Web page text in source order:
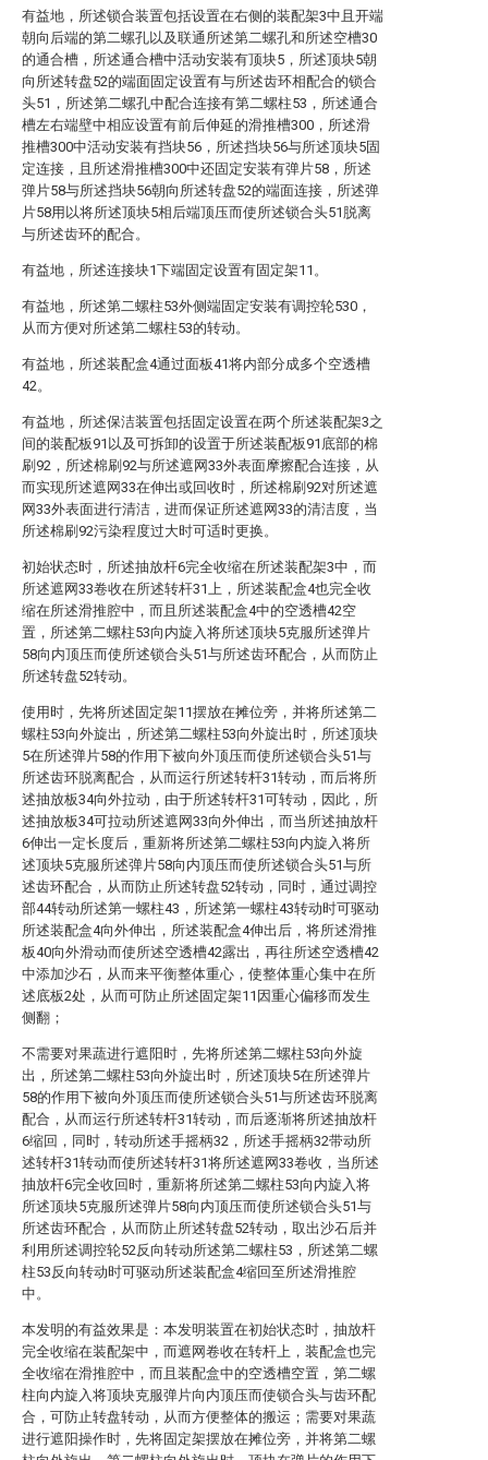
有益地，所述锁合装置包括设置在右侧的装配架3中且开端
朝向后端的第二螺孔以及联通所述第二螺孔和所述空槽30
的通合槽，所述通合槽中活动安装有顶块5，所述顶块5朝
向所述转盘52的端面固定设置有与所述齿环相配合的锁合
头51，所述第二螺孔中配合连接有第二螺柱53，所述通合
槽左右端壁中相应设置有前后伸延的滑推槽300，所述滑
推槽300中活动安装有挡块56，所述挡块56与所述顶块5固
定连接，且所述滑推槽300中还固定安装有弹片58，所述
弹片58与所述挡块56朝向所述转盘52的端面连接，所述弹
片58用以将所述顶块5相后端顶压而使所述锁合头51脱离
与所述齿环的配合。
有益地，所述连接块1下端固定设置有固定架11。
有益地，所述第二螺柱53外侧端固定安装有调控轮530，
从而方便对所述第二螺柱53的转动。
有益地，所述装配盒4通过面板41将内部分成多个空透槽
42。
有益地，所述保洁装置包括固定设置在两个所述装配架3之
间的装配板91以及可拆卸的设置于所述装配板91底部的棉
刷92，所述棉刷92与所述遮网33外表面摩擦配合连接，从
而实现所述遮网33在伸出或回收时，所述棉刷92对所述遮
网33外表面进行清洁，进而保证所述遮网33的清洁度，当
所述棉刷92污染程度过大时可适时更换。
初始状态时，所述抽放杆6完全收缩在所述装配架3中，而
所述遮网33卷收在所述转杆31上，所述装配盒4也完全收
缩在所述滑推腔中，而且所述装配盒4中的空透槽42空
置，所述第二螺柱53向内旋入将所述顶块5克服所述弹片
58向内顶压而使所述锁合头51与所述齿环配合，从而防止
所述转盘52转动。
使用时，先将所述固定架11摆放在摊位旁，并将所述第二
螺柱53向外旋出，所述第二螺柱53向外旋出时，所述顶块
5在所述弹片58的作用下被向外顶压而使所述锁合头51与
所述齿环脱离配合，从而运行所述转杆31转动，而后将所
述抽放板34向外拉动，由于所述转杆31可转动，因此，所
述抽放板34可拉动所述遮网33向外伸出，而当所述抽放杆
6伸出一定长度后，重新将所述第二螺柱53向内旋入将所
述顶块5克服所述弹片58向内顶压而使所述锁合头51与所
述齿环配合，从而防止所述转盘52转动，同时，通过调控
部44转动所述第一螺柱43，所述第一螺柱43转动时可驱动
所述装配盒4向外伸出，所述装配盒4伸出后，将所述滑推
板40向外滑动而使所述空透槽42露出，再往所述空透槽42
中添加沙石，从而来平衡整体重心，使整体重心集中在所
述底板2处，从而可防止所述固定架11因重心偏移而发生
侧翻；
不需要对果蔬进行遮阳时，先将所述第二螺柱53向外旋
出，所述第二螺柱53向外旋出时，所述顶块5在所述弹片
58的作用下被向外顶压而使所述锁合头51与所述齿环脱离
配合，从而运行所述转杆31转动，而后逐渐将所述抽放杆
6缩回，同时，转动所述手摇柄32，所述手摇柄32带动所
述转杆31转动而使所述转杆31将所述遮网33卷收，当所述
抽放杆6完全收回时，重新将所述第二螺柱53向内旋入将
所述顶块5克服所述弹片58向内顶压而使所述锁合头51与
所述齿环配合，从而防止所述转盘52转动，取出沙石后并
利用所述调控轮52反向转动所述第二螺柱53，所述第二螺
柱53反向转动时可驱动所述装配盒4缩回至所述滑推腔
中。
本发明的有益效果是：本发明装置在初始状态时，抽放杆
完全收缩在装配架中，而遮网卷收在转杆上，装配盒也完
全收缩在滑推腔中，而且装配盒中的空透槽空置，第二螺
柱向内旋入将顶块克服弹片向内顶压而使锁合头与齿环配
合，可防止转盘转动，从而方便整体的搬运；需要对果蔬
进行遮阳操作时，先将固定架摆放在摊位旁，并将第二螺